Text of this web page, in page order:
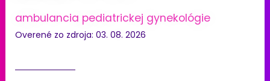
ambulancia pediatrickej gynekológie
Overené zo zdroja: 03. 08. 2026